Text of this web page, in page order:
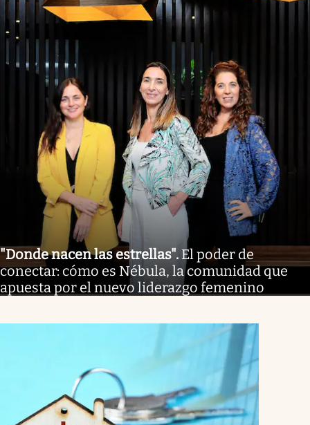
"Donde nacen las estrellas". El poder de
conectar: cómo es Nébula, la comunidad que
apuesta por el nuevo liderazgo femenino